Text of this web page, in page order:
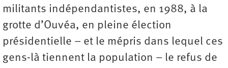
militants indépendantistes, en 1988, à la
grotte d’Ouvéa, en pleine élection
présidentielle – et le mépris dans lequel ces
gens-là tiennent la population – le refus de